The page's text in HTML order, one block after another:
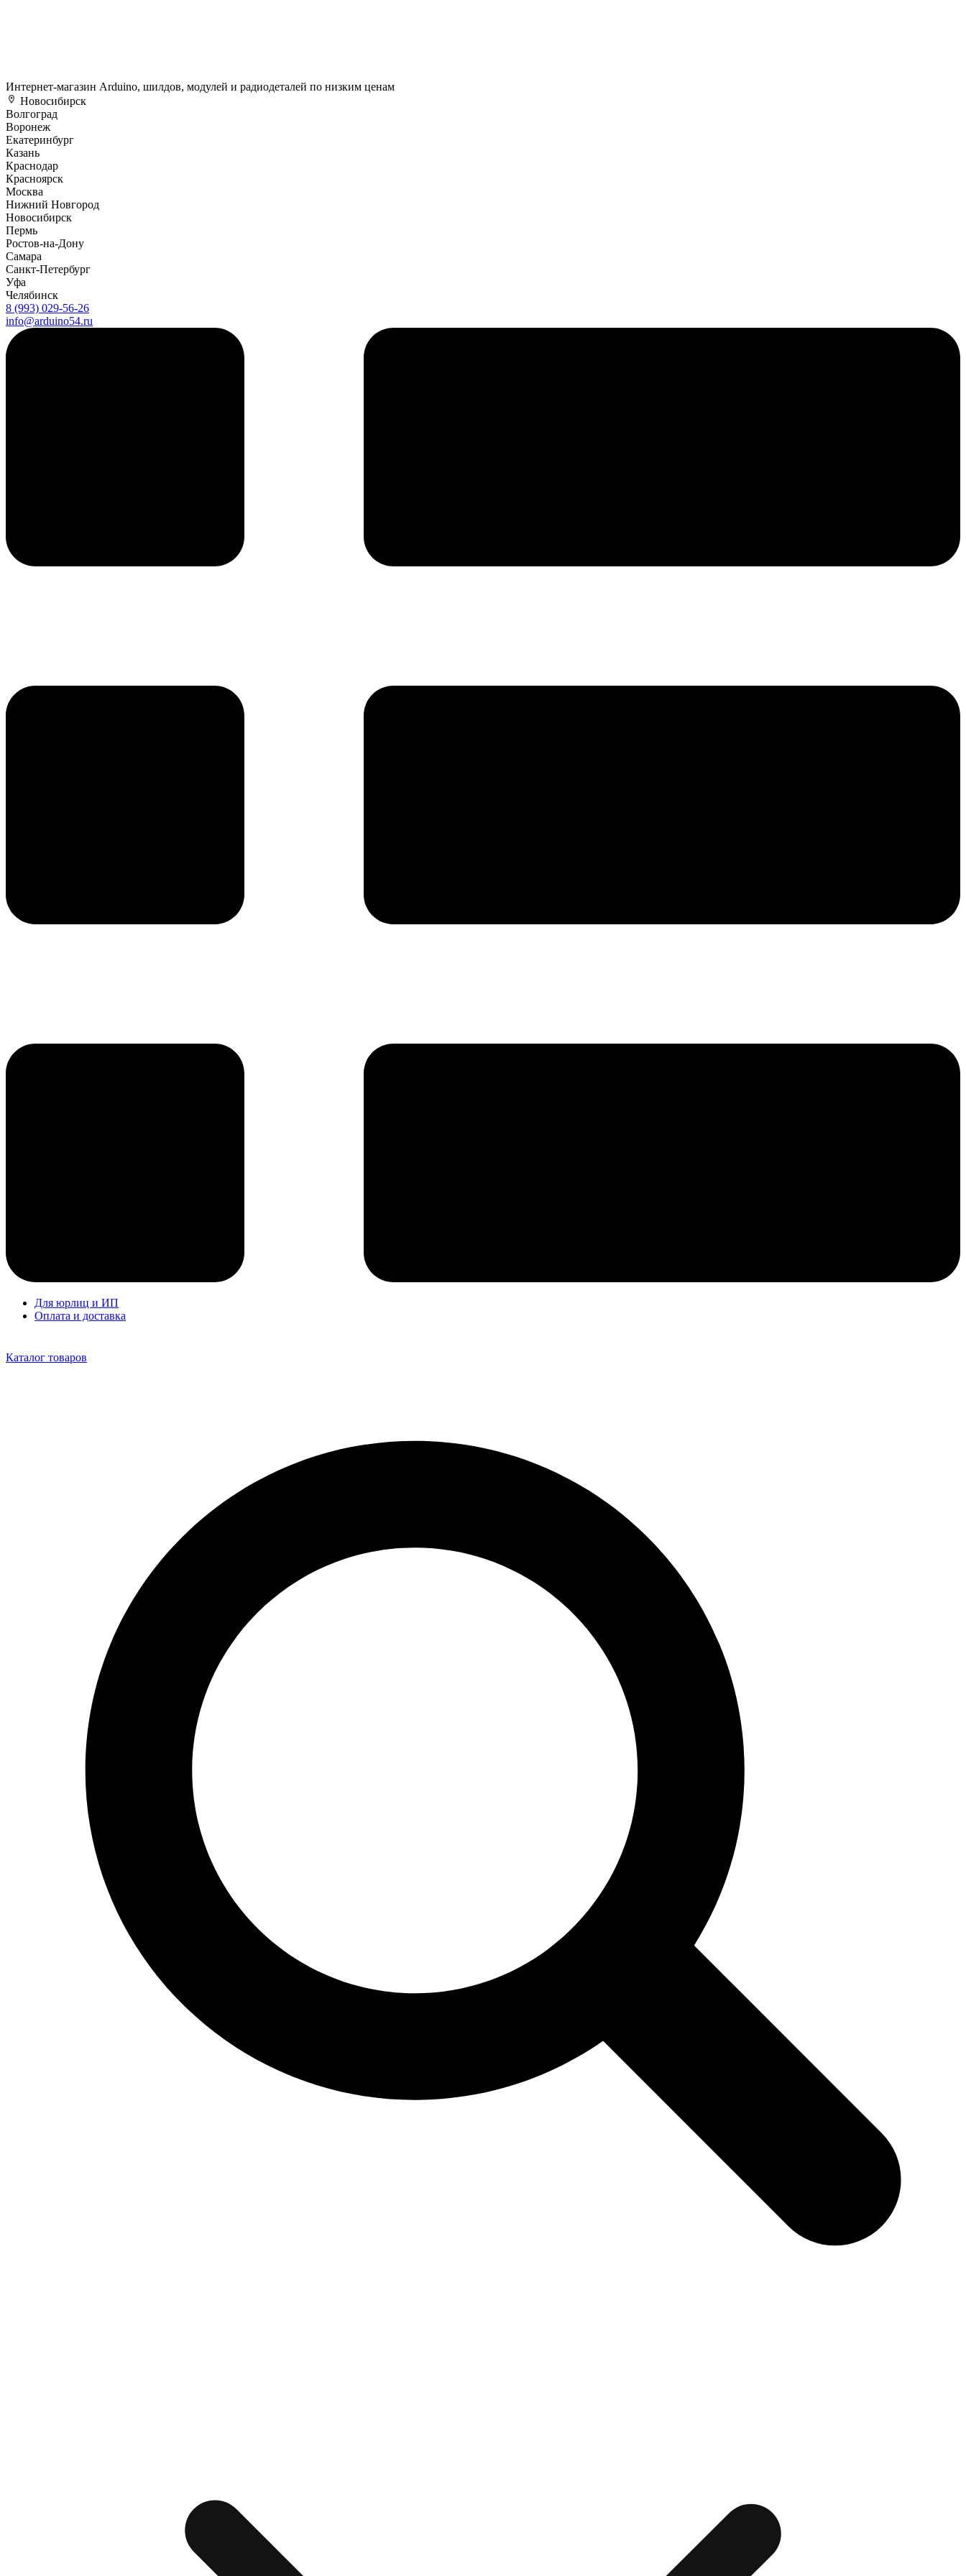
Интернет-магазин Arduino, шилдов, модулей и радиодеталей по низким ценам
Новосибирск
Волгоград
Воронеж
Екатеринбург
Казань
Краснодар
Красноярск
Москва
Нижний Новгород
Новосибирск
Пермь
Ростов-на-Дону
Самара
Санкт-Петербург
Уфа
Челябинск
8 (993) 029-56-26
info@arduino54.ru
Для юрлиц и ИП
Оплата и доставка
Каталог товаров